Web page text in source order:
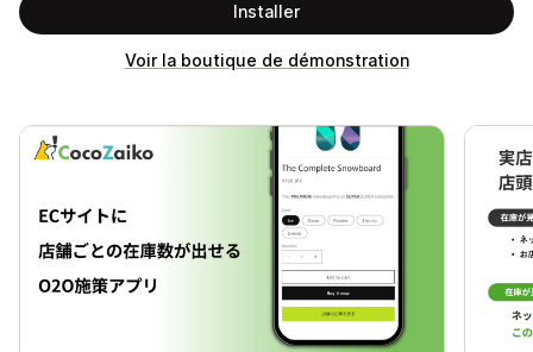
Installer
Voir la boutique de démonstration